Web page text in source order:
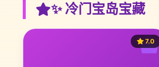
✨ 冷门宝岛宝藏
7.0